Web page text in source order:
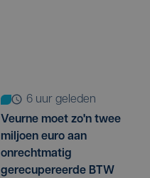
6 uur geleden
Veurne moet zo'n twee
miljoen euro aan
onrechtmatig
gerecupereerde BTW